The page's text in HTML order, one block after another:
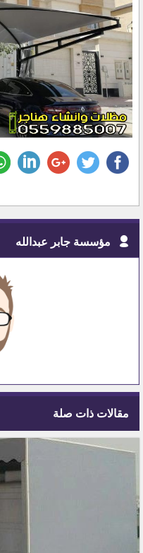
مؤسسة جابر عبدالله
مقالات ذات صلة